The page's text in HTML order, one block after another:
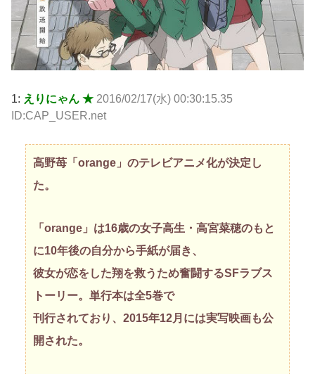
1: えりにゃん ★ 2016/02/17(水) 00:30:15.35
ID:CAP_USER.net
高野苺「orange」のテレビアニメ化が決定し
た。
「orange」は16歳の女子高生・高宮菜穂のもと
に10年後の自分から手紙が届き、
彼女が恋をした翔を救うため奮闘するSFラブス
トーリー。単行本は全5巻で
刊行されており、2015年12月には実写映画も公
開された。